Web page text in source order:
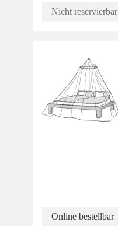
Nicht reservierbar
Online bestellbar